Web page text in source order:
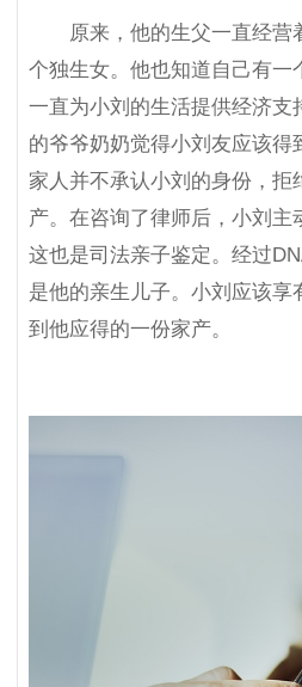
原来，他的生父一直经营
个独生女。他也知道自己有一
一直为小刘的生活提供经济支
的爷爷奶奶觉得小刘友应该得
家人并不承认小刘的身份，拒
产。在咨询了律师后，小刘主
这也是司法亲子鉴定。经过
是他的亲生儿子。小刘应该享
到他应得的一份家产。